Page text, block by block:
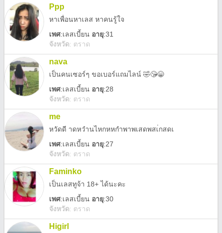
Ppp
หาเพื่อนหาเลส หาคนรู้ใจ
เพศ:เลสเบี้ยน อายุ:31
จังหวัด: ตราด
nava
เป็นคนเซอร์ๆ ขอเบอร์แถมไลน์ 🤣😘😁
เพศ:เลสเบี้ยน อายุ:28
จังหวัด: ตราด
me
หวัดดี าดหวำนไหกหหกำพาพเสดพสเ่กสดเ
เพศ:เลสเบี้ยน อายุ:27
จังหวัด: ตราด
Faminko
เป็นเลสทูจ้า 18+ ได้นะคะ
เพศ:เลสเบี้ยน อายุ:30
จังหวัด: ตราด
Higirl